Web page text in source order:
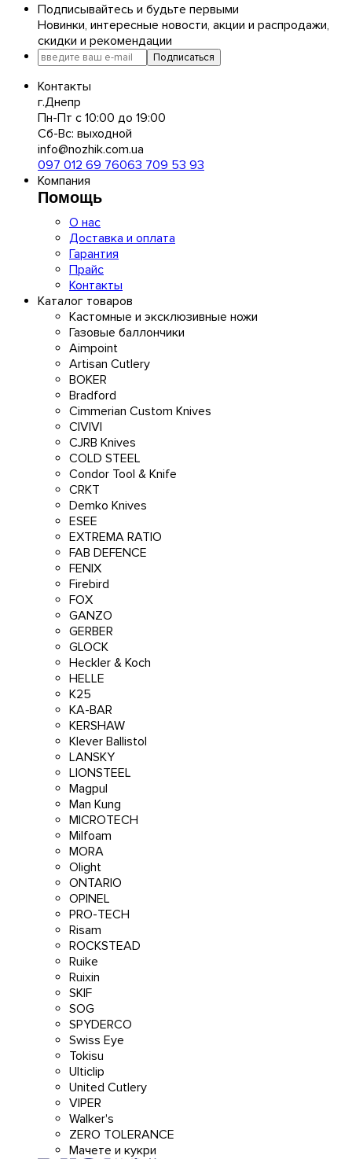
Подписывайтесь и будьте первыми
Новинки, интересные новости, акции и распродажи,
скидки и рекомендации
Подписаться
Контакты
г.Днепр
Пн-Пт с 10:00 до 19:00
Сб-Вс: выходной
info@nozhik.com.ua
097 012 69 76063 709 53 93
Компания
Помощь
О нас
Доставка и оплата
Гарантия
Прайс
Контакты
Каталог товаров
Кастомные и эксклюзивные ножи
Газовые баллончики
Aimpoint
Artisan Cutlery
BOKER
Bradford
Cimmerian Custom Knives
CIVIVI
CJRB Knives
COLD STEEL
Condor Tool & Knife
CRKT
Demko Knives
ESEE
EXTREMA RATIO
FAB DEFENCE
FENIX
Firebird
FOX
GANZO
GERBER
GLOCK
Heckler & Koch
HELLE
K25
KA-BAR
KERSHAW
Klever Ballistol
LANSKY
LIONSTEEL
Magpul
Man Kung
MICROTECH
Milfoam
MORA
Olight
ONTARIO
OPINEL
PRO-TECH
Risam
ROCKSTEAD
Ruike
Ruixin
SKIF
SOG
SPYDERCO
Swiss Eye
Tokisu
Ulticlip
United Cutlery
VIPER
Walker's
ZERO TOLERANCE
Мачете и кукри